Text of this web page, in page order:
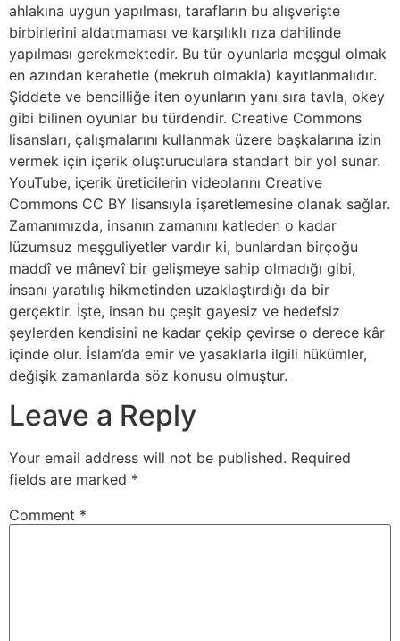
ahlakına uygun yapılması, tarafların bu alışverişte
birbirlerini aldatmaması ve karşılıklı rıza dahilinde
yapılması gerekmektedir. Bu tür oyunlarla meşgul olmak
en azından kerahetle (mekruh olmakla) kayıtlanmalıdır.
Şiddete ve bencilliğe iten oyunların yanı sıra tavla, okey
gibi bilinen oyunlar bu türdendir. Creative Commons
lisansları, çalışmalarını kullanmak üzere başkalarına izin
vermek için içerik oluşturuculara standart bir yol sunar.
YouTube, içerik üreticilerin videolarını Creative
Commons CC BY lisansıyla işaretlemesine olanak sağlar.
Zamanımızda, insanın zamanını katleden o kadar
lüzumsuz meşguliyetler vardır ki, bunlardan birçoğu
maddî ve mânevî bir gelişmeye sahip olmadığı gibi,
insanı yaratılış hikmetinden uzaklaştırdığı da bir
gerçektir. İşte, insan bu çeşit gayesiz ve hedefsiz
şeylerden kendisini ne kadar çekip çevirse o derece kâr
içinde olur. İslam’da emir ve yasaklarla ilgili hükümler,
değişik zamanlarda söz konusu olmuştur.
Leave a Reply
Your email address will not be published. Required
fields are marked *
Comment *